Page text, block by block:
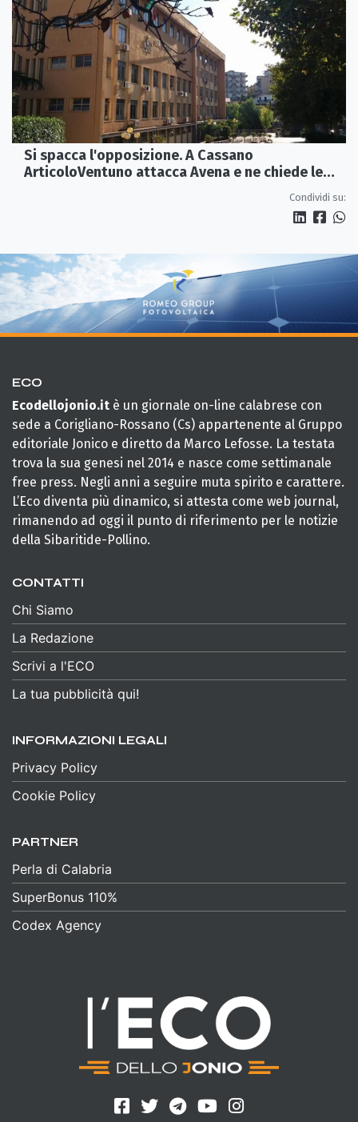
Si spacca l'opposizione. A Cassano
ArticoloVentuno attacca Avena e ne chiede le
Condividi su:
ECO
Ecodellojonio.it è un giornale on-line calabrese con
sede a Corigliano-Rossano (Cs) appartenente al Gruppo
editoriale Jonico e diretto da Marco Lefosse. La testata
trova la sua genesi nel 2014 e nasce come settimanale
free press. Negli anni a seguire muta spirito e carattere.
L’Eco diventa più dinamico, si attesta come web journal,
rimanendo ad oggi il punto di riferimento per le notizie
della Sibaritide-Pollino.
CONTATTI
Chi Siamo
La Redazione
Scrivi a l'ECO
La tua pubblicità qui!
INFORMAZIONI LEGALI
Privacy Policy
Cookie Policy
PARTNER
Perla di Calabria
SuperBonus 110%
Codex Agency